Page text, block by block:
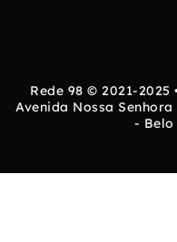
Rede 98 © 2021-
Avenida Nossa
-